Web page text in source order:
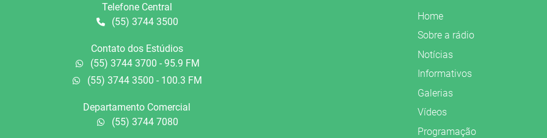
Telefone Central
(55) 3744 3500
Contato dos Estúdios
(55) 3744 3700 - 95.9 FM
(55) 3744 3500 - 100.3 FM
Departamento Comercial
(55) 3744 7080
Home
Sobre a rádio
Notícias
Informativos
Galerias
Vídeos
Programação